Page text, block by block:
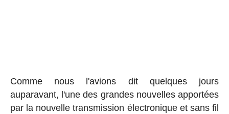
Comme nous l'avions dit quelques jours
auparavant, l'une des grandes nouvelles apportées
par la nouvelle transmission électronique et sans fil